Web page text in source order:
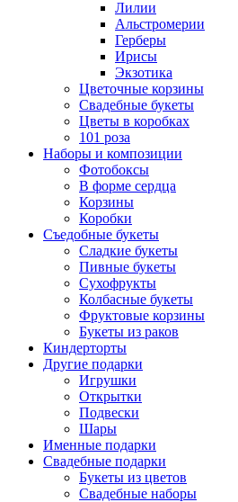
Лилии
Альстромерии
Герберы
Ириcы
Экзотика
Цветочные корзины
Свадебные букеты
Цветы в коробках
101 роза
Наборы и композиции
Фотобоксы
В форме сердца
Корзины
Коробки
Съедобные букеты
Сладкие букеты
Пивные букеты
Сухофрукты
Колбасные букеты
Фруктовые корзины
Букеты из раков
Киндерторты
Другие подарки
Игрушки
Открытки
Подвески
Шары
Именные подарки
Свадебные подарки
Букеты из цветов
Свадебные наборы